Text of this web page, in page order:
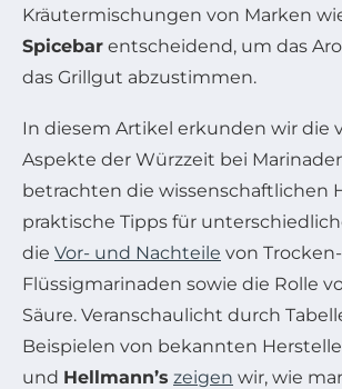
Kräutermischungen von Marken
Spicebar entscheidend, um das
das Grillgut abzustimmen.
In diesem Artikel erkunden wir die
Aspekte der Würzzeit bei
betrachten die wissenschaftlichen
praktische Tipps für
die Vor- und Nachteile von
Flüssigmarinaden sowie die Rolle
Säure. Veranschaulicht durch
Beispielen von bekannten
und Hellmann’s zeigen wir, wie